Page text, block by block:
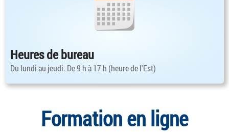
Heures de bureau
Du lundi au jeudi. De 9 h à 17 h (heure de l'Est)
Formation en ligne